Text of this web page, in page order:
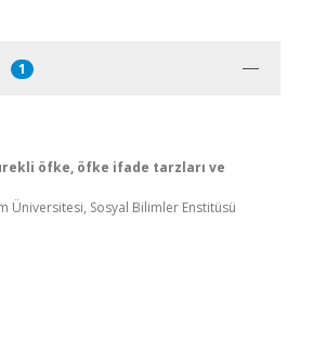
1
öfke, öfke ifade tarzları ve
Üniversitesi, Sosyal Bilimler Enstitüsü